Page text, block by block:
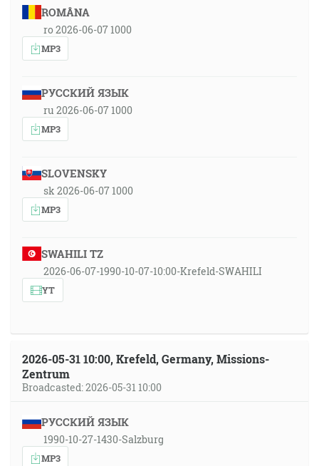
ROMÂNA
ro 2026-06-07 1000
MP3
РУССКИЙ ЯЗЫК
ru 2026-06-07 1000
MP3
SLOVENSKY
sk 2026-06-07 1000
MP3
SWAHILI TZ
2026-06-07-1990-10-07-10:00-Krefeld-SWAHILI
YT
2026-05-31 10:00, Krefeld, Germany, Missions-
Zentrum
Broadcasted: 2026-05-31 10:00
РУССКИЙ ЯЗЫК
1990-10-27-1430-Salzburg
MP3